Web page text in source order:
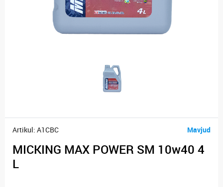
Artikul: A1CBC Mavjud
MICKING MAX POWER SM 10w40 4
L